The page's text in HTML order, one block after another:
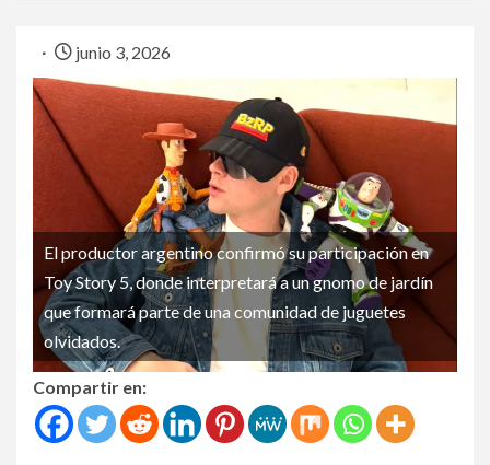
junio 3, 2026
El productor argentino confirmó su participación en
Toy Story 5, donde interpretará a un gnomo de jardín
que formará parte de una comunidad de juguetes
olvidados.
Compartir en: